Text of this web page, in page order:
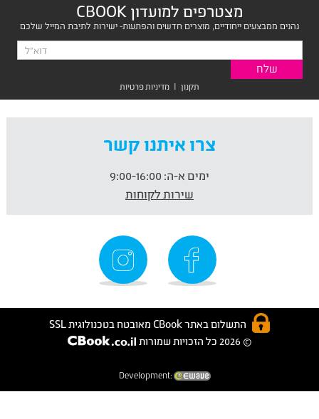
מצטרפים למועדון CBOOK
נהנים ממבצעים ייחודיים, מוצרים חדשים והפתעות- ישירות לתיבת המייל שלכם
תקנון | מדיניות פרטיות
צרו איתנו קשר
ימים א-ה:
שירות לקוחות
התשלום באתר CBook מאובטח בטכנולוגית SSL
© 2026 כל הזכויות שמורות
Development: